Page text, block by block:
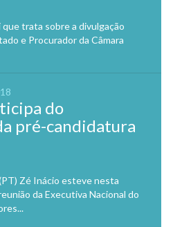
trata sobre a divulgação
e Procurador da Câmara
do
pré-candidatura
Zé Inácio esteve nesta
da Executiva Nacional do